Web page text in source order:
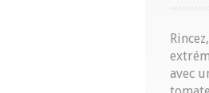
avec